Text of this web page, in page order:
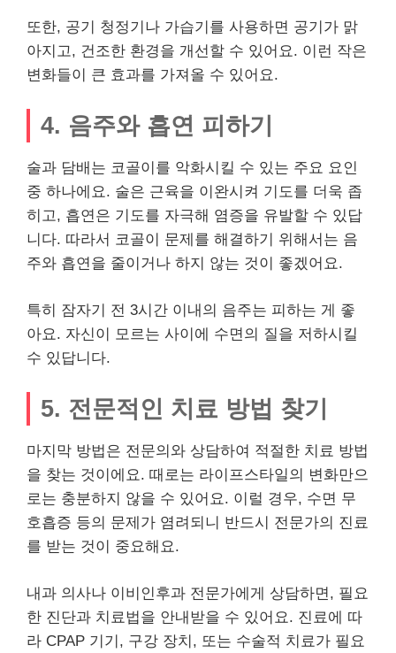
또한, 공기 청정기나 가습기를 사용하면 공기가 맑
아지고, 건조한 환경을 개선할 수 있어요. 이런 작은
변화들이 큰 효과를 가져올 수 있어요.
4. 음주와 흡연 피하기
술과 담배는 코골이를 악화시킬 수 있는 주요 요인
중 하나에요. 술은 근육을 이완시켜 기도를 더욱 좁
히고, 흡연은 기도를 자극해 염증을 유발할 수 있답
니다. 따라서 코골이 문제를 해결하기 위해서는 음
주와 흡연을 줄이거나 하지 않는 것이 좋겠어요.
특히 잠자기 전 3시간 이내의 음주는 피하는 게 좋
아요. 자신이 모르는 사이에 수면의 질을 저하시킬
수 있답니다.
5. 전문적인 치료 방법 찾기
마지막 방법은 전문의와 상담하여 적절한 치료 방법
을 찾는 것이에요. 때로는 라이프스타일의 변화만으
로는 충분하지 않을 수 있어요. 이럴 경우, 수면 무
호흡증 등의 문제가 염려되니 반드시 전문가의 진료
를 받는 것이 중요해요.
내과 의사나 이비인후과 전문가에게 상담하면, 필요
한 진단과 치료법을 안내받을 수 있어요. 진료에 따
라 CPAP 기기, 구강 장치, 또는 수술적 치료가 필요